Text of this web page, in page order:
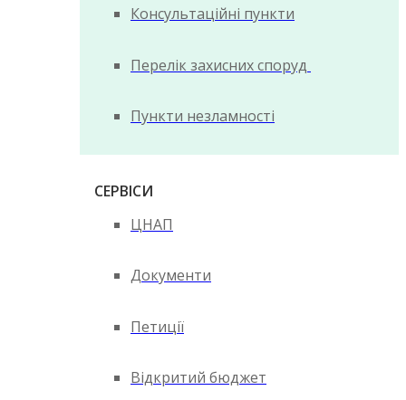
Консультаційні пункти
Перелік захисних споруд
Пункти незламності
СЕРВІСИ
ЦНАП
Документи
Петиції
Відкритий бюджет